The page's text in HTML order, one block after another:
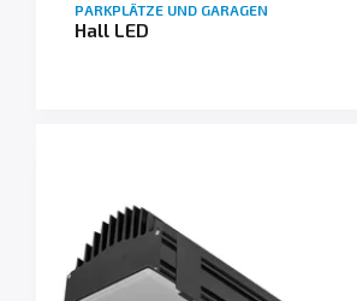
PARKPLÄTZE UND GARAGEN
Hall LED